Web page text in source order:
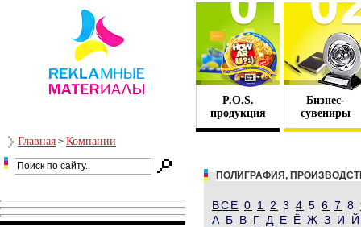
P.O.S.
продукция
Бизнес-
сувениры
Главная > Компании
ПОЛИГРАФИЯ,
ВСЕ 0 1 2 3 4 5 6 7 8
А Б В Г Д Е Ё Ж З И